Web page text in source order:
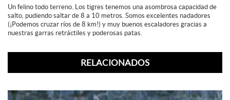
Un felino todo terreno. Los tigres tenemos una asombrosa capacidad de
salto, pudiendo saltar de 8 a 10 metros. Somos excelentes nadadores
(¡Podemos cruzar ríos de 8 km!) y muy buenos escaladores gracias a
nuestras garras retráctiles y poderosas patas.
RELACIONADOS